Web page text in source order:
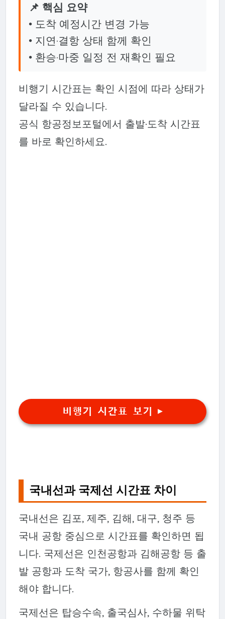
📌 핵심 요약
• 도착 예정시간 변경 가능
• 지연·결항 상태 함께 확인
• 환승·마중 일정 전 재확인 필요
비행기 시간표는 확인 시점에 따라 상태가
달라질 수 있습니다.
공식 항공정보포털에서 출발·도착 시간표
를 바로 확인하세요.
비행기 시간표 보기 ▶
국내선과 국제선 시간표 차이
국내선은 김포, 제주, 김해, 대구, 청주 등
국내 공항 중심으로 시간표를 확인하면 됩
니다. 국제선은 인천공항과 김해공항 등 출
발 공항과 도착 국가, 항공사를 함께 확인
해야 합니다.
국제선은 탑승수속, 출국심사, 수하물 위탁